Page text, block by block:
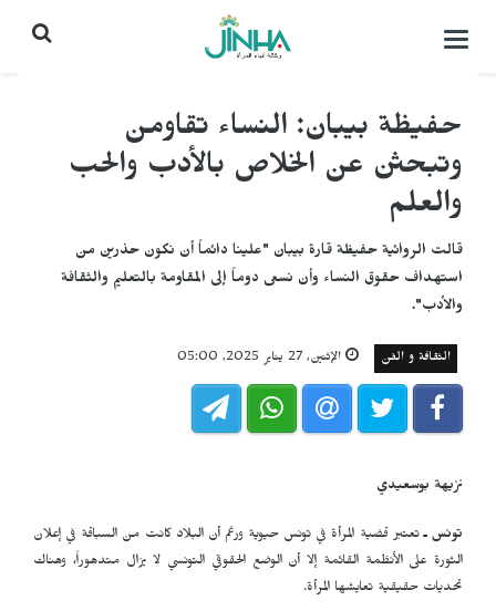
التحكم
حفيظة بيبان: النساء تقاومن
وتبحثن عن الخلاص بالأدب والحب
والعلم
قالت الروائية حفيظة قارة بيبان "علينا دائماً أن نكون حذرين من
استهداف حقوق النساء وأن نسعى دوماً إلى المقاومة بالتعليم والثقافة
والأدب".
الثقافة و الفن الإثنين, 27 يناير 2025, 05:00
نزيهة بوسعيدي
تونس ـتعتبر قضية المرأة في تونس حيوية ورغم أن البلاد كانت من السباقة في إعلان
الثورة على الأنظمة القائمة إلا أن الوضع الحقوقي التونسي لا يزال متدهوراً، وهناك
تحديات حقيقية تعايشها المرأة.